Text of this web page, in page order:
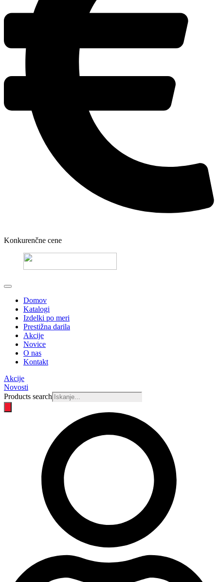
Konkurenčne cene
Domov
Katalogi
Izdelki po meri
Prestižna darila
Akcije
Novice
O nas
Kontakt
Akcije
Novosti
Products search